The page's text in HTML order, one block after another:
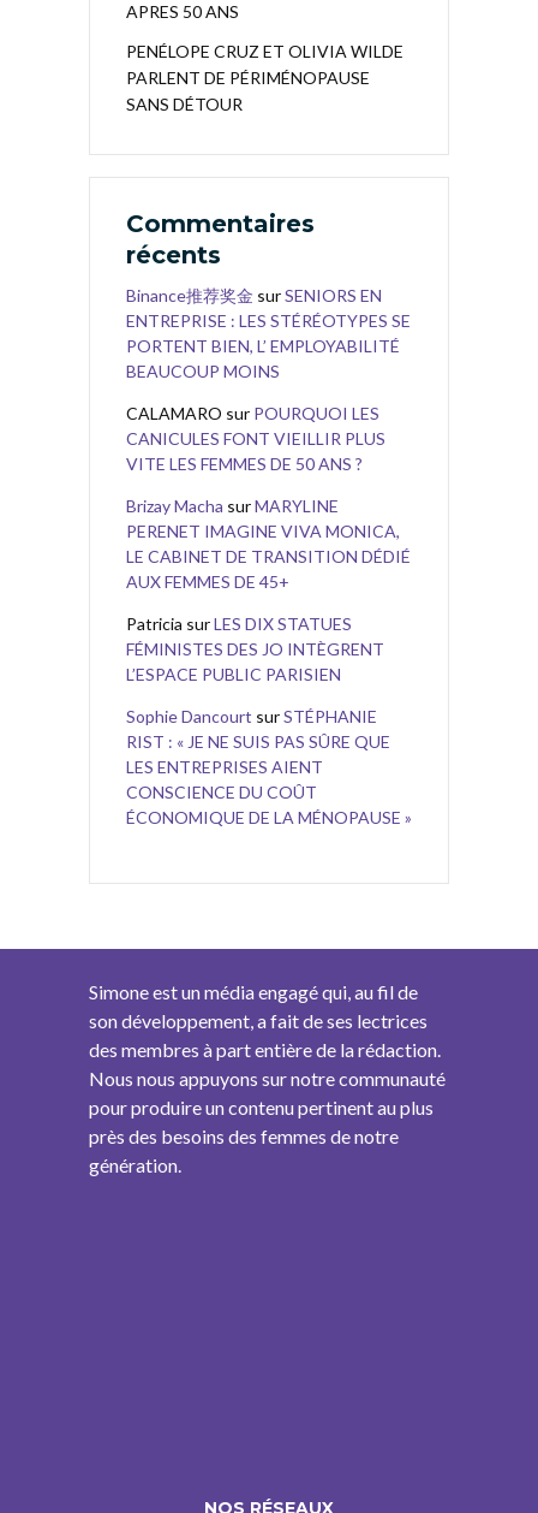
APRES 50 ANS
PENÉLOPE CRUZ ET OLIVIA WILDE
PARLENT DE PÉRIMÉNOPAUSE
SANS DÉTOUR
Commentaires
récents
Binance推荐奖金 surSENIORS EN
ENTREPRISE : LES STÉRÉOTYPES SE
PORTENT BIEN, L’ EMPLOYABILITÉ
BEAUCOUP MOINS
CALAMARO sur POURQUOI LES
CANICULES FONT VIEILLIR PLUS
VITE LES FEMMES DE 50 ANS ?
Brizay Macha surMARYLINE
PERENET IMAGINE VIVA MONICA,
LE CABINET DE TRANSITION DÉDIÉ
AUX FEMMES DE 45+
Patricia surLES DIX STATUES
FÉMINISTES DES JO INTÈGRENT
L’ESPACE PUBLIC PARISIEN
Sophie Dancourt surSTÉPHANIE
RIST : « JE NE SUIS PAS SÛRE QUE
LES ENTREPRISES AIENT
CONSCIENCE DU COÛT
ÉCONOMIQUE DE LA MÉNOPAUSE »
Simone est un média engagé qui, au fil de
son développement, a fait de ses lectrices
des membres à part entière de la rédaction.
Nous nous appuyons sur notre communauté
pour produire un contenu pertinent au plus
près des besoins des femmes de notre
génération.
NOS RÉSEAUX